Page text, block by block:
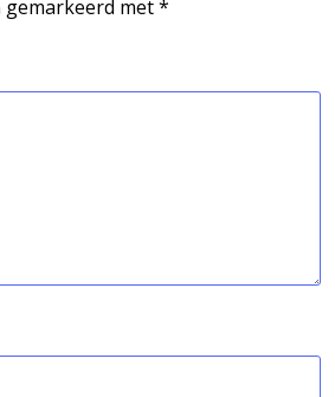
gemarkeerd met*